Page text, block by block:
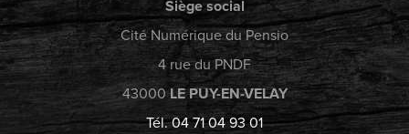
Siège social
Cité Numérique du Pensio
4 rue du PNDF
43000 LE PUY-EN-VELAY
Tél. 04 71 04 93 01